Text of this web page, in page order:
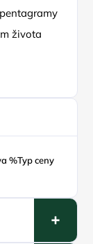
života
%Typ ceny